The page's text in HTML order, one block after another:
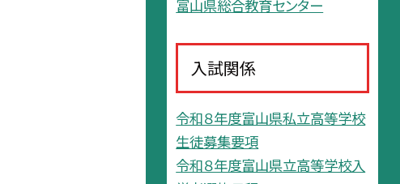
富山県総合教育センター
入試関係
令和８年度富山県私立高等学校
生徒募集要項
令和８年度富山県立高等学校入